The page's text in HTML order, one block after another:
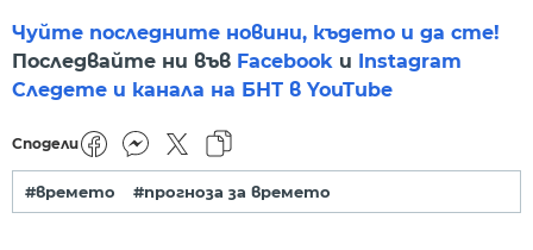
Чуйте последните новини, където и да сте!
Последвайте ни във Facebook и
Instagram
Следете и канала на БНТ в YouTube
Сподели
#времето #прогноза за времето